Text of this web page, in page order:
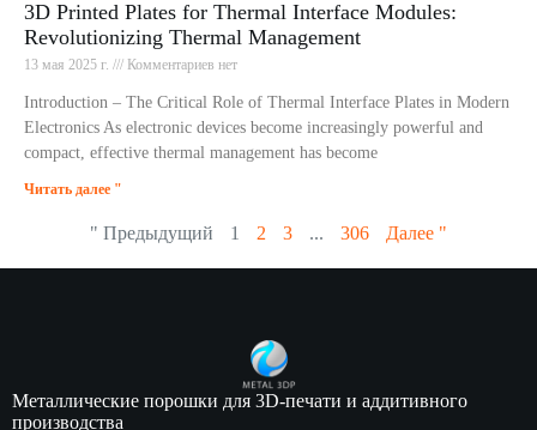
3D Printed Plates for Thermal Interface Modules:
Revolutionizing Thermal Management
13 мая 2025 г. Комментариев нет
Introduction – The Critical Role of Thermal Interface Plates in Modern
Electronics As electronic devices become increasingly powerful and
compact, effective thermal management has become
Читать далее "
" Предыдущий 1 2 3 ... 306 Далее "
Металлические порошки для 3D-печати и аддитивного
производства